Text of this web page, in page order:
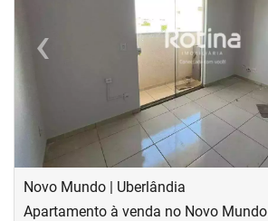
‹Previous
Novo Mundo | Uberlândia
Apartamento à venda no Novo Mundo